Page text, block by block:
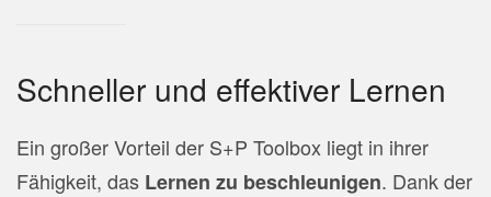
Schneller und effektiver Lernen
Ein großer Vorteil der S+P Toolbox liegt in ihrer
Fähigkeit, das Lernen zu beschleunigen. Dank der